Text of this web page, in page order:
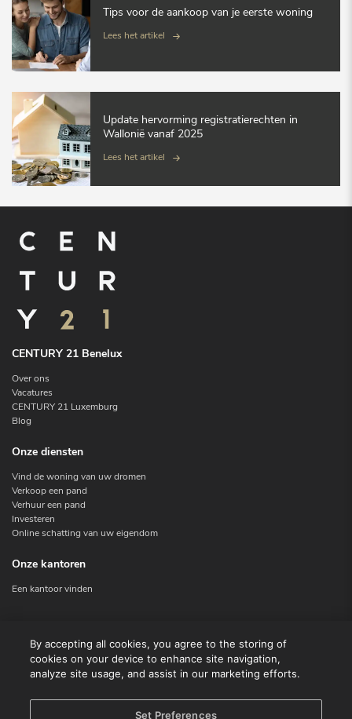
Tips voor de aankoop van je eerste woning
Lees het artikel
Update hervorming registratierechten in
Wallonië vanaf 2025
Lees het artikel
CENTURY 21 Benelux
Over ons
Vacatures
CENTURY 21 Luxemburg
Blog
Onze diensten
Vind de woning van uw dromen
Verkoop een pand
Verhuur een pand
Investeren
Online schatting van uw eigendom
Onze kantoren
Een kantoor vinden
Contact
Facebook
By accepting all cookies, you agree to the storing of
cookies on your device to enhance site navigation,
analyze site usage, and assist in our marketing efforts.
Set Preferences